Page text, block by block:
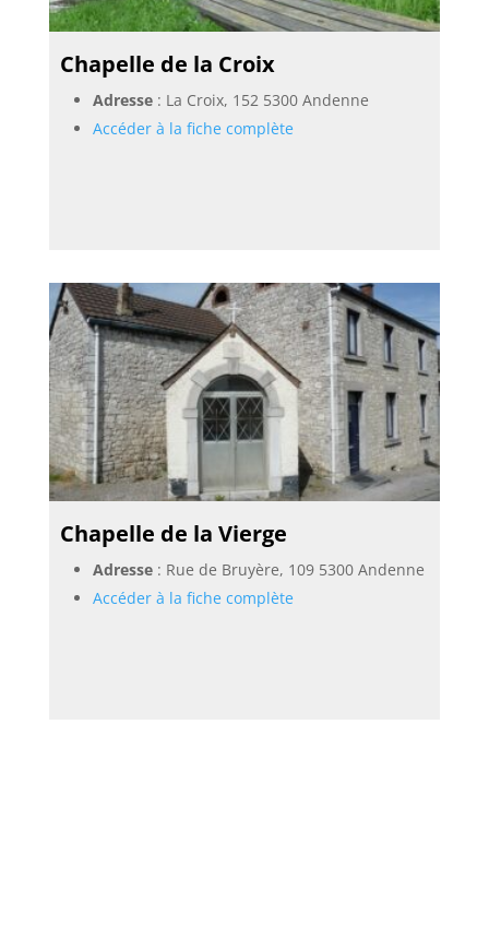
Chapelle de la Croix
Adresse: La Croix, 152 5300 Andenne
Accéder à la fiche complète
Chapelle de la Vierge
Adresse: Rue de Bruyère, 109 5300 Andenne
Accéder à la fiche complète